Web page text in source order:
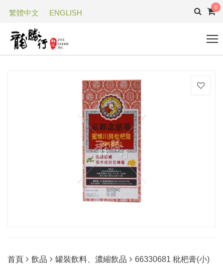
繁體中文 ENGLISH
0
首頁 飲品 罐裝飲料、濃縮飲品 66330681 枇杷膏(小)